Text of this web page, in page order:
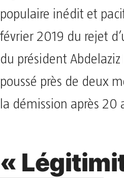
populaire inédit et
février 2019 du rejet
du président
poussé près de deux
la démission après 20
«